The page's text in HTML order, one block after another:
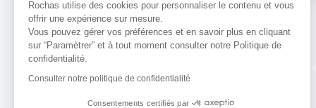
Rochas utilise des cookies pour personnaliser le contenu et vous
offrir une expérience sur mesure.
Vous pouvez gérer vos préférences et en savoir plus en cliquant
sur “Paramètrer” et à tout moment consulter notre Politique de
confidentialité.
Consulter notre politique de confidentialité
Consentements certifiés par